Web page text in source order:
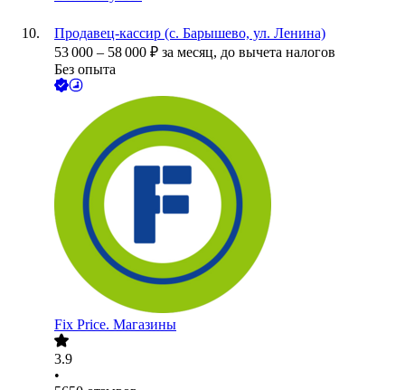
Продавец-кассир (с. Барышево, ул. Ленина)
53 000 – 58 000 ₽ за месяц, до вычета налогов
Без опыта
Fix Price. Магазины
3.9
•